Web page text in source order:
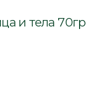
и тела 70гр